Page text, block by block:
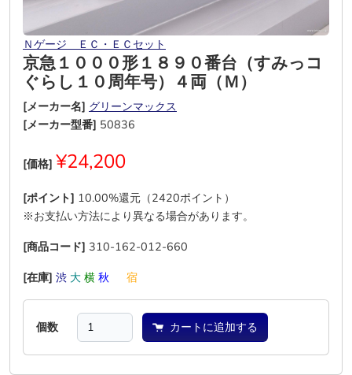
Ｎゲージ ＥＣ・ＥＣセット
京急１０００形１８９０番台（すみっコ
ぐらし１０周年号）４両（Ｍ）
[メーカー名] グリーンマックス
[メーカー型番] 50836
[価格] ¥24,200
[ポイント] 10.00%還元（2420ポイント）
※お支払い方法により異なる場合があります。
[商品コード] 310-162-012-660
[在庫] 渋 大 横 秋 宿
個数 カートに追加する